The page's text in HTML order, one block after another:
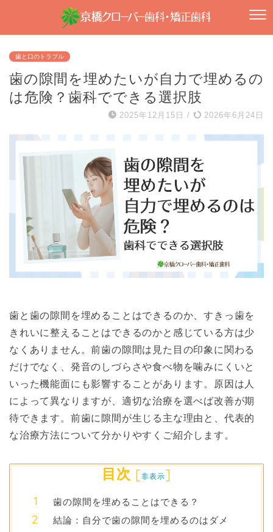
歯と口のトラブル
歯の隙間を埋めたいが自力で埋めるの
は危険？歯科でできる選択肢
2025年12月15日 / 2026年6月24日
歯と歯の隙間を埋めることはできるのか、すきっ歯を
きれいに整えることはできるのかと感じている方は少
なくありません。前歯の隙間は見た目の印象に関わる
だけでなく、発音のしづらさや食べ物を噛みにくいと
いった機能面にも影響することがあります。原因は人
によって異なりますが、適切な治療を選べば改善が期
待できます。前歯に隙間が生じる主な理由と、代表的
な治療方法について分かりやすくご紹介します。
目次 [非表示]
歯の隙間を埋めることはできる？
結論：自分で歯の隙間を埋めるのはダメ